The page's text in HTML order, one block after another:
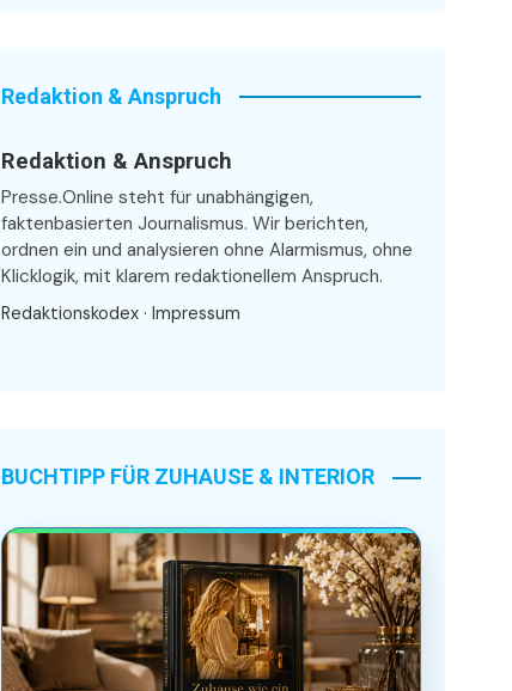
Redaktion & Anspruch
Redaktion & Anspruch
Presse.Online steht für unabhängigen,
faktenbasierten Journalismus. Wir berichten,
ordnen ein und analysieren ohne Alarmismus, ohne
Klicklogik, mit klarem redaktionellem Anspruch.
Redaktionskodex · Impressum
BUCHTIPP FÜR ZUHAUSE & INTERIOR